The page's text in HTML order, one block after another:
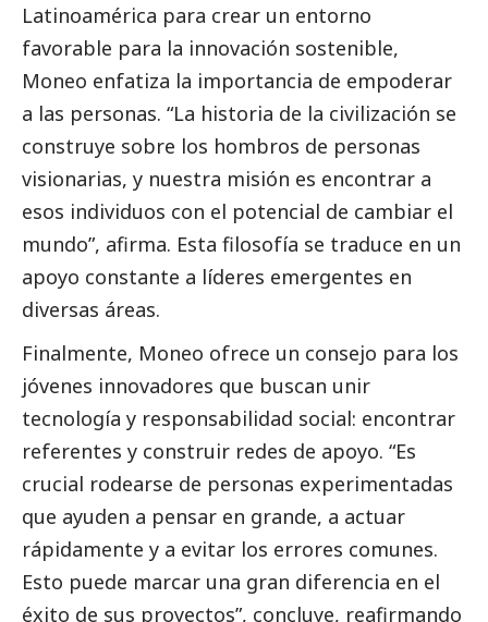
Latinoamérica para crear un entorno
favorable para la innovación sostenible,
Moneo enfatiza la importancia de empoderar
a las personas. “La historia de la civilización se
construye sobre los hombros de personas
visionarias, y nuestra misión es encontrar a
esos individuos con el potencial de cambiar el
mundo”, afirma. Esta filosofía se traduce en un
apoyo constante a líderes emergentes en
diversas áreas.
Finalmente, Moneo ofrece un consejo para los
jóvenes innovadores que buscan unir
tecnología y responsabilidad social: encontrar
referentes y construir redes de apoyo. “Es
crucial rodearse de personas experimentadas
que ayuden a pensar en grande, a actuar
rápidamente y a evitar los errores comunes.
Esto puede marcar una gran diferencia en el
éxito de sus proyectos”, concluye, reafirmando